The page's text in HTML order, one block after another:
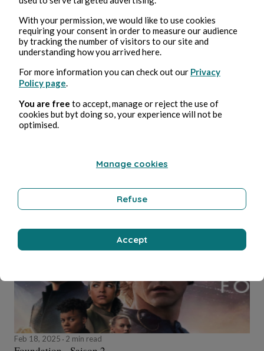
Feb 19, 2025 3 min read
Le Problème à Trois Corps - Saison 1
Stéphane Hoegel
Feb 18, 2025 2 min read
With your permission, we would like to use cookies
requiring your consent in order to measure our audience
by tracking the number of visitors to our site and
understanding how you arrived here.
For more information you can check out our Privacy
Policy page
You are free to accept, manage or reject the use of
cookies but byt doing so, your experience will not be
optimised.
Manage cookies
Refuse
Accept